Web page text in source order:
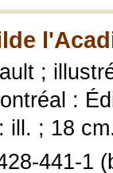
;
:
ill. ; 18
441-1